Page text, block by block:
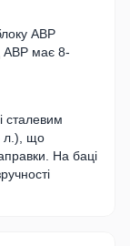
АВР
АВР має 8-
сталевим
л.), що
На баці